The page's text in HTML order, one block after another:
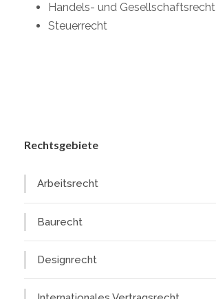
Handels- und Gesellschaftsrecht
Steuerrecht
Rechtsgebiete
Arbeitsrecht
Baurecht
Designrecht